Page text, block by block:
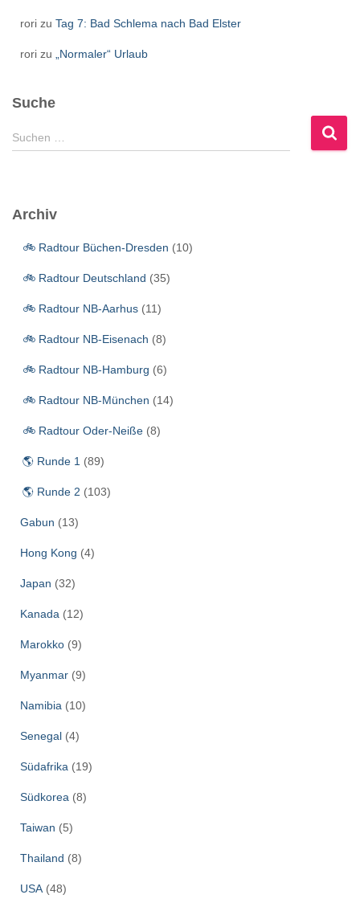
rori zu Tag 7: Bad Schlema nach Bad Elster
rori zu „Normaler“ Urlaub
Suche
S
u
n
Suchen …
Archiv
🚲 Radtour Büchen-Dresden (10)
🚲 Radtour Deutschland (35)
🚲 Radtour NB-Aarhus (11)
🚲 Radtour NB-Eisenach (8)
🚲 Radtour NB-Hamburg (6)
🚲 Radtour NB-München (14)
🚲 Radtour Oder-Neiße (8)
🌎 Runde 1 (89)
🌎 Runde 2 (103)
Gabun (13)
Hong Kong (4)
Japan (32)
Kanada (12)
Marokko (9)
Myanmar (9)
Namibia (10)
Senegal (4)
Südafrika (19)
Südkorea (8)
Taiwan (5)
Thailand (8)
USA (48)